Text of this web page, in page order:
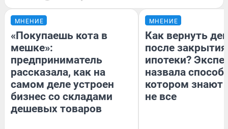
МНЕНИЕ
«Покупаешь кота в
мешке»:
предприниматель
рассказала, как на
самом деле устроен
бизнес со складами
дешевых товаров
МНЕНИЕ
Как вернуть
после закрытия
ипотеки?
назвала
котором знают
не все